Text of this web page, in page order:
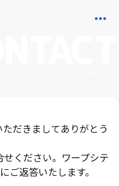
だきましてありがとう
ください。ワープシテ
ご返答いたします。